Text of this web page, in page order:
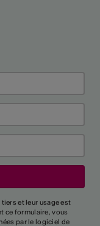
et leur usage est
ce formulaire, vous
par le logiciel de